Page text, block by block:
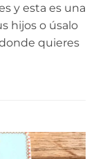
y esta es una
hijos o úsalo
quieres